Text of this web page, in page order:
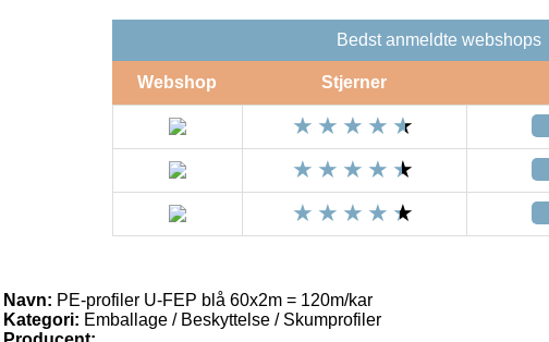
Bedst anmeldte webshops
Webshop Stjerner
Navn: PE-profiler U-FEP blå 60x2m = 120m/kar
Kategori: Emballage / Beskyttelse / Skumprofiler